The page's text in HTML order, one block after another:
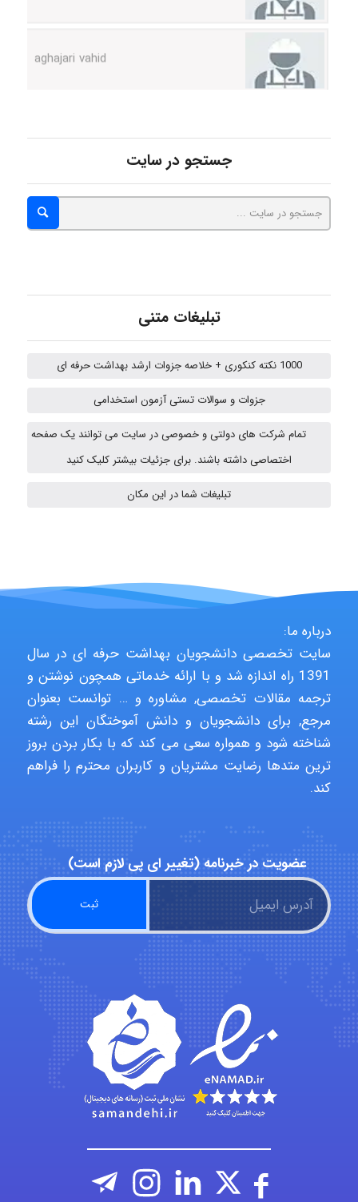
fatima
Jafar Tym
aghajari vahid
Alirez0990
hosein abdolvand
Kati
emami
جستجو در سایت
تبلیغات متنی
1000 نکته کنکوری + خلاصه جزوات ارشد بهداشت حرفه ای
جزوات و سوالات تستی آزمون استخدامی
تمام شرکت های دولتی و خصوصی در سایت می توانند یک صفحه
اختصاصی داشته باشند. برای جزئیات بیشتر کلیک کنید
تبلیغات شما در این مکان
درباره ما:
سایت تخصصی دانشجویان بهداشت حرفه ای در سال
1391 راه اندازه شد و با ارائه خدماتی همچون نوشتن و
ترجمه مقالات تخصصی, مشاوره و … توانست بعنوان
مرجع, برای دانشجویان و دانش آموختگان این رشته
شناخته شود و همواره سعی می کند که با بکار بردن بروز
ترین متدها رضایت مشتریان و کاربران محترم را فراهم
کند.
عضویت در خبرنامه (تغییر ای پی لازم است)